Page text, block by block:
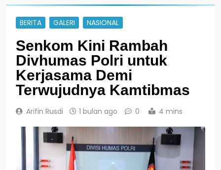
BERITA GALERI NASIONAL
Senkom Kini Rambah
Divhumas Polri untuk
Kerjasama Demi
Terwujudnya Kamtibmas
Arifin Rusdi 1 bulan ago 0 4 mins